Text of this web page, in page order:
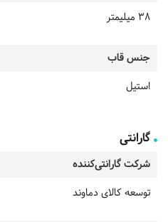
38 میلیمتر
جنس قاب
استیل
گارانتی
شرکت گارانتی‌کننده
توسعه کالای دماوند